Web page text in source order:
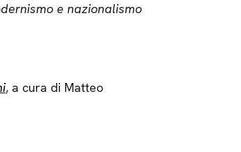
e nazionalismo
, a cura di Matteo